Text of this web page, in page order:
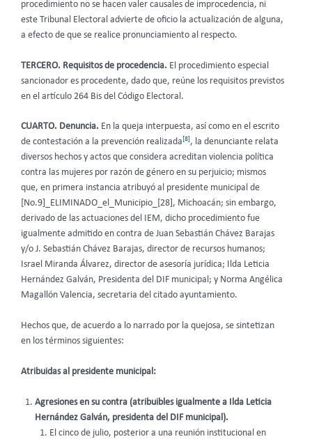
procedimiento no se hacen valer causales de improcedencia, ni
este Tribunal Electoral advierte de oficio la actualización de alguna,
a efecto de que se realice pronunciamiento al respecto.
TERCERO. Requisitos de procedencia. El procedimiento especial
sancionador es procedente, dado que, reúne los requisitos previstos
en el artículo 264 Bis del Código Electoral.
CUARTO. Denuncia. En la queja interpuesta, así como en el escrito
de contestación a la prevención realizada[8], la denunciante relata
diversos hechos y actos que considera acreditan violencia política
contra las mujeres por razón de género en su perjuicio; mismos
que, en primera instancia atribuyó al presidente municipal de
[No.9]_ELIMINADO_el_Municipio_[28], Michoacán; sin embargo,
derivado de las actuaciones del IEM, dicho procedimiento fue
igualmente admitido en contra de Juan Sebastián Chávez Barajas
y/o J. Sebastián Chávez Barajas, director de recursos humanos;
Israel Miranda Álvarez, director de asesoría jurídica; Ilda Leticia
Hernández Galván, Presidenta del DIF municipal; y Norma Angélica
Magallón Valencia, secretaria del citado ayuntamiento.
Hechos que, de acuerdo a lo narrado por la quejosa, se sintetizan
en los términos siguientes:
Atribuidas al presidente municipal:
Agresiones en su contra (atribuibles igualmente a Ilda Leticia
Hernández Galván, presidenta del DIF municipal).
El cinco de julio, posterior a una reunión institucional en